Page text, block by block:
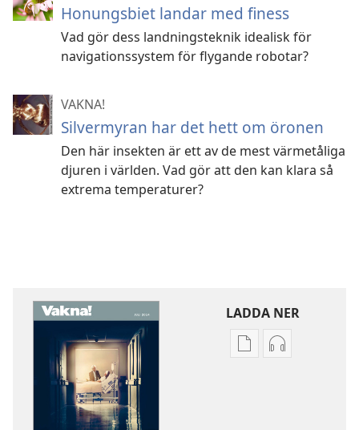
Honungsbiet landar med finess
Vad gör dess landningsteknik idealisk för
navigationssystem för flygande robotar?
VAKNA!
Silvermyran har det hett om öronen
Den här insekten är ett av de mest värmetåliga
djuren i världen. Vad gör att den kan klara så
extrema temperaturer?
LADDA NER
Valmöjligheter